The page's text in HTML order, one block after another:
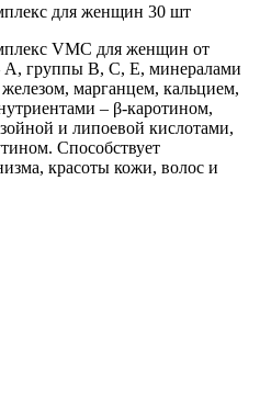
для женщин 30 шт
VMC для женщин от
А, группы В, С, Е, минералами
марганцем, кальцием,
– β-каротином,
и липоевой кислотами,
Способствует
красоты кожи, волос и